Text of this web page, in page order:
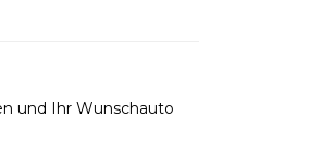
und Ihr Wunschauto